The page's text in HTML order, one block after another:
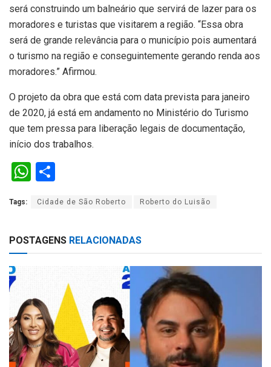
será construindo um balneário que servirá de lazer para os
moradores e turistas que visitarem a região. “Essa obra
será de grande relevância para o município pois aumentará
o turismo na região e conseguintemente gerando renda aos
moradores.” Afirmou.
O projeto da obra que está com data prevista para janeiro
de 2020, já está em andamento no Ministério do Turismo
que tem pressa para liberação legais de documentação,
início dos trabalhos.
W
at
A
ar
Tags: Cidade de São Roberto Roberto do Luisão
POSTAGENS RELACIONADAS